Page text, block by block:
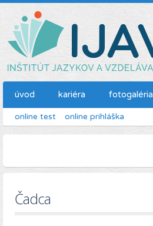
úvod kariéra fotogaléria
online test online prihláška
Čadca